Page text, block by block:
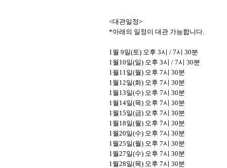
<대관일정>
*아래의 일정이 대관 가능합니다.
1월 9일(토) 오후 3시 / 7시 30분
1월 10일(일) 오후 3시 / 7시 30분
1월 11일(월) 오후 7시 30분
1월 12일(화) 오후 7시 30분
1월 13일(수) 오후 7시 30분
1월 14일(목) 오후 7시 30분
1월 15일(금) 오후 7시 30분
1월 18일(월) 오후 7시 30분
1월20일(수) 오후 7시 30분
1월25일(월) 오후 7시 30분
1월27일(수) 오후 7시 30분
1월28일(목) 오후 7시 30분